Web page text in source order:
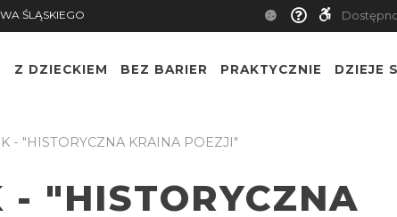
ŚLĄSKIEGO
Z DZIECKIEM BEZ BARIER PRAKTYCZNIE DZIEJE
- "HISTORYCZNA KRAINA POEZJI"
- "HISTORYCZNA